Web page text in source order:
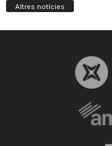
Altres notícies